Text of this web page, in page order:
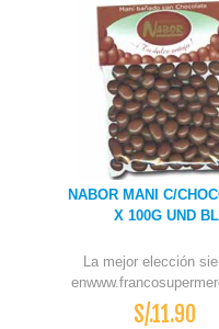
NABOR MANI C/
X 100G UND BL
La mejor elección
S/.11.90